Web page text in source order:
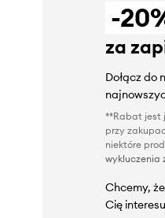
-
za
Dołącz do
**Rabat jest
przy
niektóre
wykluczenia
Chcemy,
Cię